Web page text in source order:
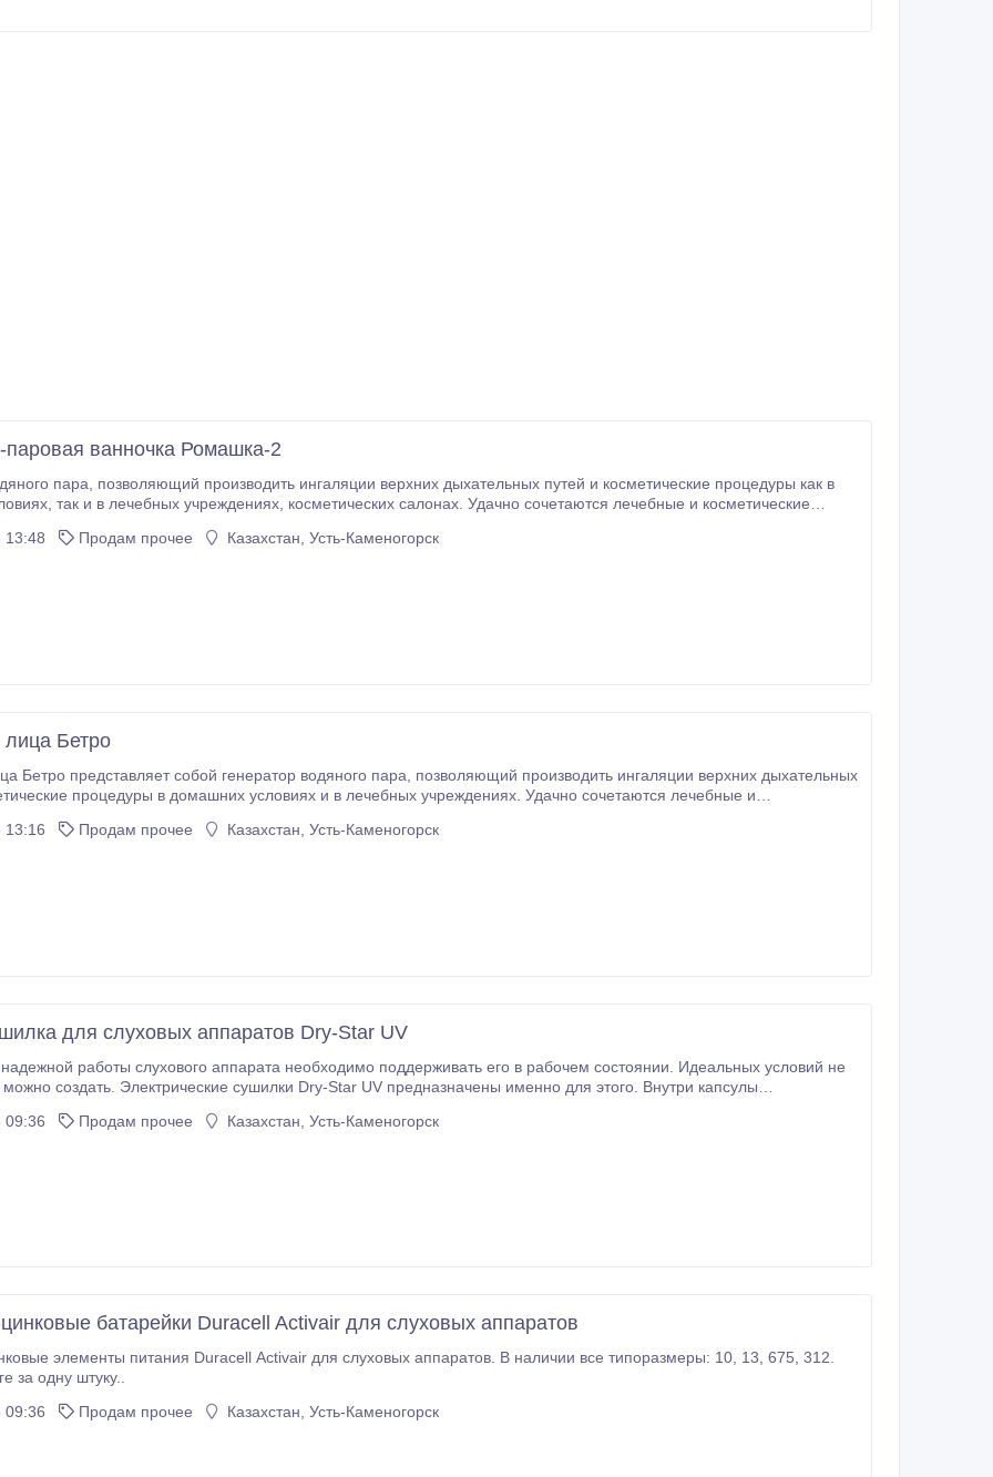
паровая ванночка Ромашка-2
дыхательных путей и косметические процедуры как в
лечебные и косметические
лица.
13:48 Продам прочее Казахстан, Усть-Каменогорск
Бетро
собой генератор водяного пара, позволяющий производить ингаляции верхних дыхательных
процедуры в домашних условиях и в лечебных учреждениях. Удачно сочетаются лечебные и
типов, соперничая, как утверждают опытные косметологи, с модными средствами знаменитых фирм.
13:16 Продам прочее Казахстан, Усть-Каменогорск
для слуховых аппаратов Dry-Star UV
работы слухового аппарата необходимо поддерживать его в рабочем состоянии. Идеальных условий не
09:36 Продам прочее Казахстан, Усть-Каменогорск
батарейки Duracell Activair для слуховых аппаратов
питания Duracell Activair для слуховых аппаратов. В наличии все типоразмеры: 10, 13, 675, 312.
за одну штуку..
09:36
Продам прочее Казахстан, Усть-Каменогорск